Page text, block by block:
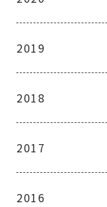
2019
2018
2017
2016